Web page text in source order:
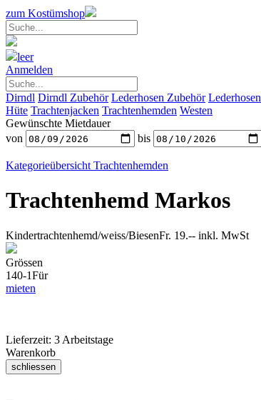
zum Kostümshop
leer
Anmelden
Dirndl Dirndl Zubehör Lederhosen Zubehör Lederhosen
Hüte Trachtenjacken Trachtenhemden Westen
Gewünschte Mietdauer
von
bis
Kategorieübersicht Trachtenhemden
Trachtenhemd Markos
Kindertrachtenhemd/weiss/BiesenFr. 19.-- inkl. MwSt
Grössen
140-1Für
mieten
Lieferzeit: 3 Arbeitstage
Warenkorb